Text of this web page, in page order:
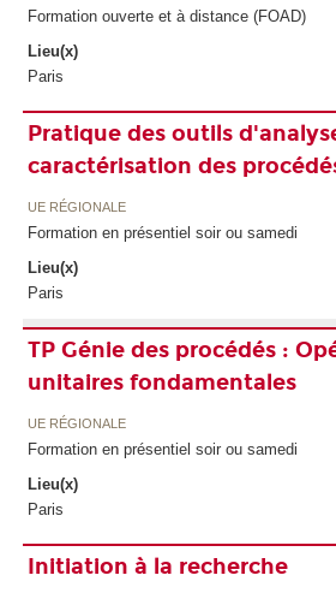
Formation ouverte et à distance (FOAD)
Lieu(x)
Paris
Pratique des outils
caractérisation des
UE RÉGIONALE
Formation en présentiel soir ou samedi
Lieu(x)
Paris
TP Génie des procédés :
unitaires fondamentales
UE RÉGIONALE
Formation en présentiel soir ou samedi
Lieu(x)
Paris
Initiation à la recherche